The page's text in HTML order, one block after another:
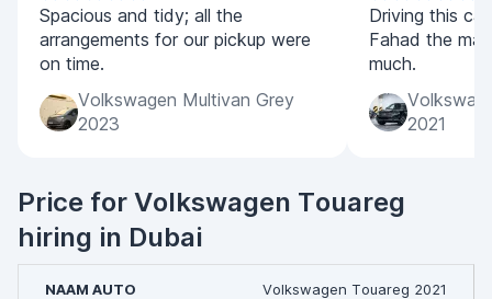
Spacious and tidy; all the
arrangements for our pickup were
on time.
Volkswagen Multivan Grey
2023
Driving this
Fahad the
much.
2021
Price for Volkswagen Touareg
hiring in Dubai
Volkswagen Touareg 2021